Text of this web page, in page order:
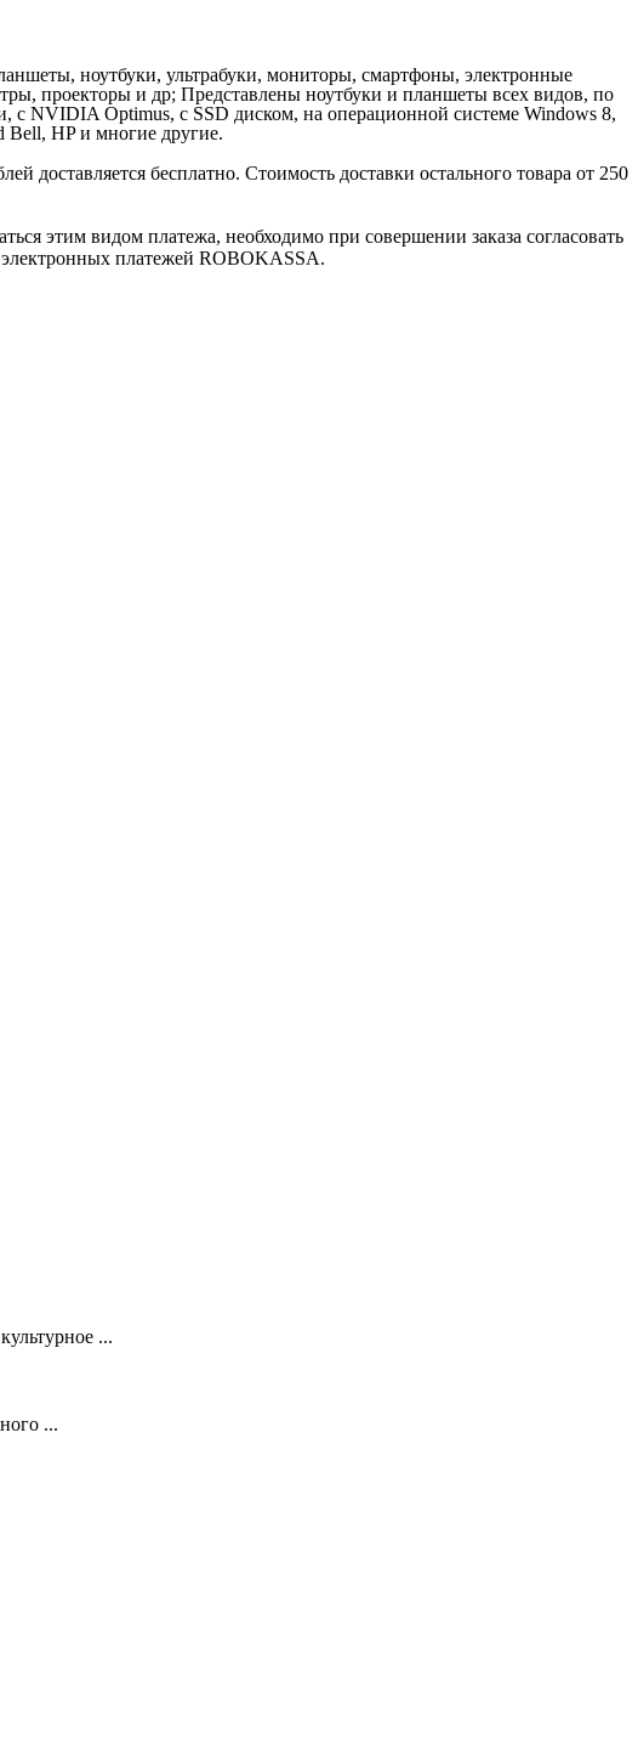
ноутбуки, ультрабуки, мониторы, смартфоны, электронные
проекторы и др; Представлены ноутбуки и планшеты всех видов, по
с NVIDIA Optimus, с SSD диском, на операционной системе Windows 8,
Bell, HP и многие другие.
доставляется бесплатно. Стоимость доставки остального товара от 250
этим видом платежа, необходимо при совершении заказа согласовать
электронных платежей ROBOKASSA.
...
...